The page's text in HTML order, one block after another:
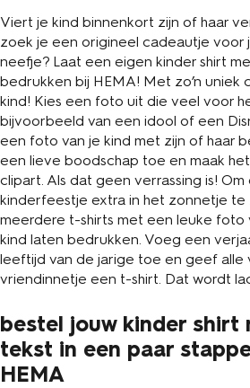
Viert je kind binnenkort zijn of haar
zoek je een origineel cadeautje voor
neefje? Laat een eigen kinder shirt
bedrukken bij HEMA! Met zo’n uniek
kind! Kies een foto uit die veel voor
bijvoorbeeld van een idool of een
een foto van je kind met zijn of haar
een lieve boodschap toe en maak
clipart. Als dat geen verrassing is!
kinderfeestje extra in het zonnetje te
meerdere t-shirts met een leuke foto
kind laten bedrukken. Voeg een
leeftijd van de jarige toe en geef alle
vriendinnetje een t-shirt. Dat wordt
bestel jouw kinder shirt
tekst in een paar
HEMA